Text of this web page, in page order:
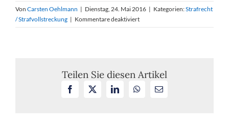
Von Carsten Oehlmann | Dienstag, 24. Mai 2016 | Kategorien:Strafrecht
/ Strafvollstreckung | Kommentare deaktiviertfür
Freispruch
Stadt
Halle
(Saale)
Teilen Sie diesen Artikel
Facebook LinkedInWhatsApp
E-